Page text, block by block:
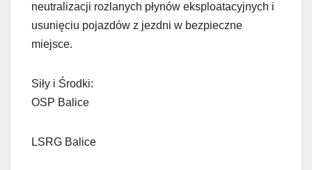
neutralizacji rozlanych płynów eksploatacyjnych i
usunięciu pojazdów z jezdni w bezpieczne
miejsce.
Siły i Środki:
OSP Balice
LSRG Balice